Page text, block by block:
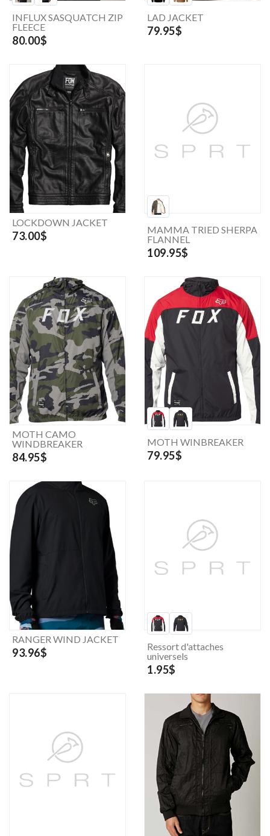
INFLUX SASQUATCH ZIP
FLEECE
80.00$
LAD JACKET
79.95$
LOCKDOWN JACKET
73.00$
MAMMA TRIED SHERPA
FLANNEL
109.95$
MOTH CAMO
WINDBREAKER
84.95$
MOTH WINBREAKER
79.95$
RANGER WIND JACKET
93.96$
Ressort d'attaches
universels
1.95$